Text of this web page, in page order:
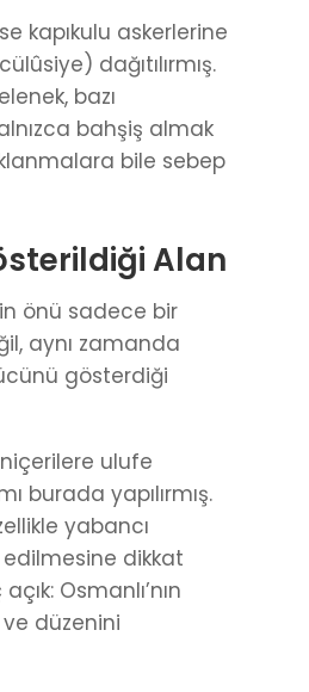
kapıkulu askerlerine
dağıtılırmış.
bazı
bahşiş almak
bile sebep
Alan
önü sadece bir
aynı zamanda
gösterdiği
ulufe
burada yapılırmış.
yabancı
dikkat
Osmanlı’nın
düzenini